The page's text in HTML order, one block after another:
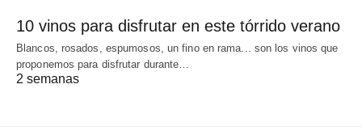
10 vinos para disfrutar en este tórrido verano
Blancos, rosados, espumosos, un fino en rama... son los vinos que
proponemos para disfrutar durante…
2 semanas